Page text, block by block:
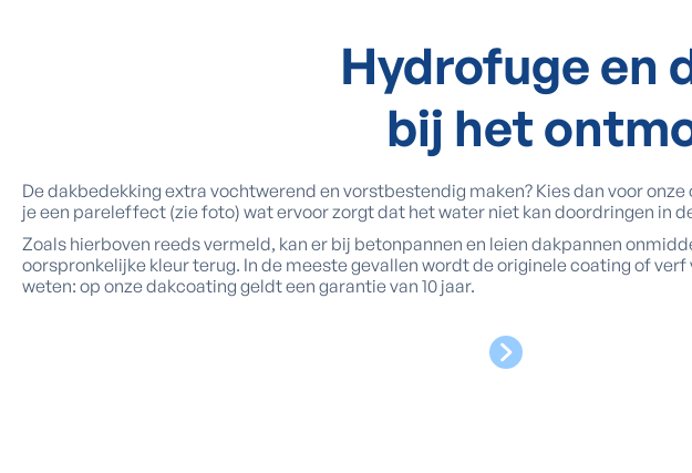
Hydrofuge en
bij het
De dakbedekking extra vochtwerend en vorstbestendig maken? Kies dan voor onze
je een pareleffect (zie foto) wat ervoor zorgt dat het water niet kan doordringen in
Zoals hierboven reeds vermeld, kan er bij betonpannen en leien dakpannen
oorspronkelijke kleur terug. In de meeste gevallen wordt de originele coating of
weten: op onze dakcoating geldt een garantie van 10 jaar.